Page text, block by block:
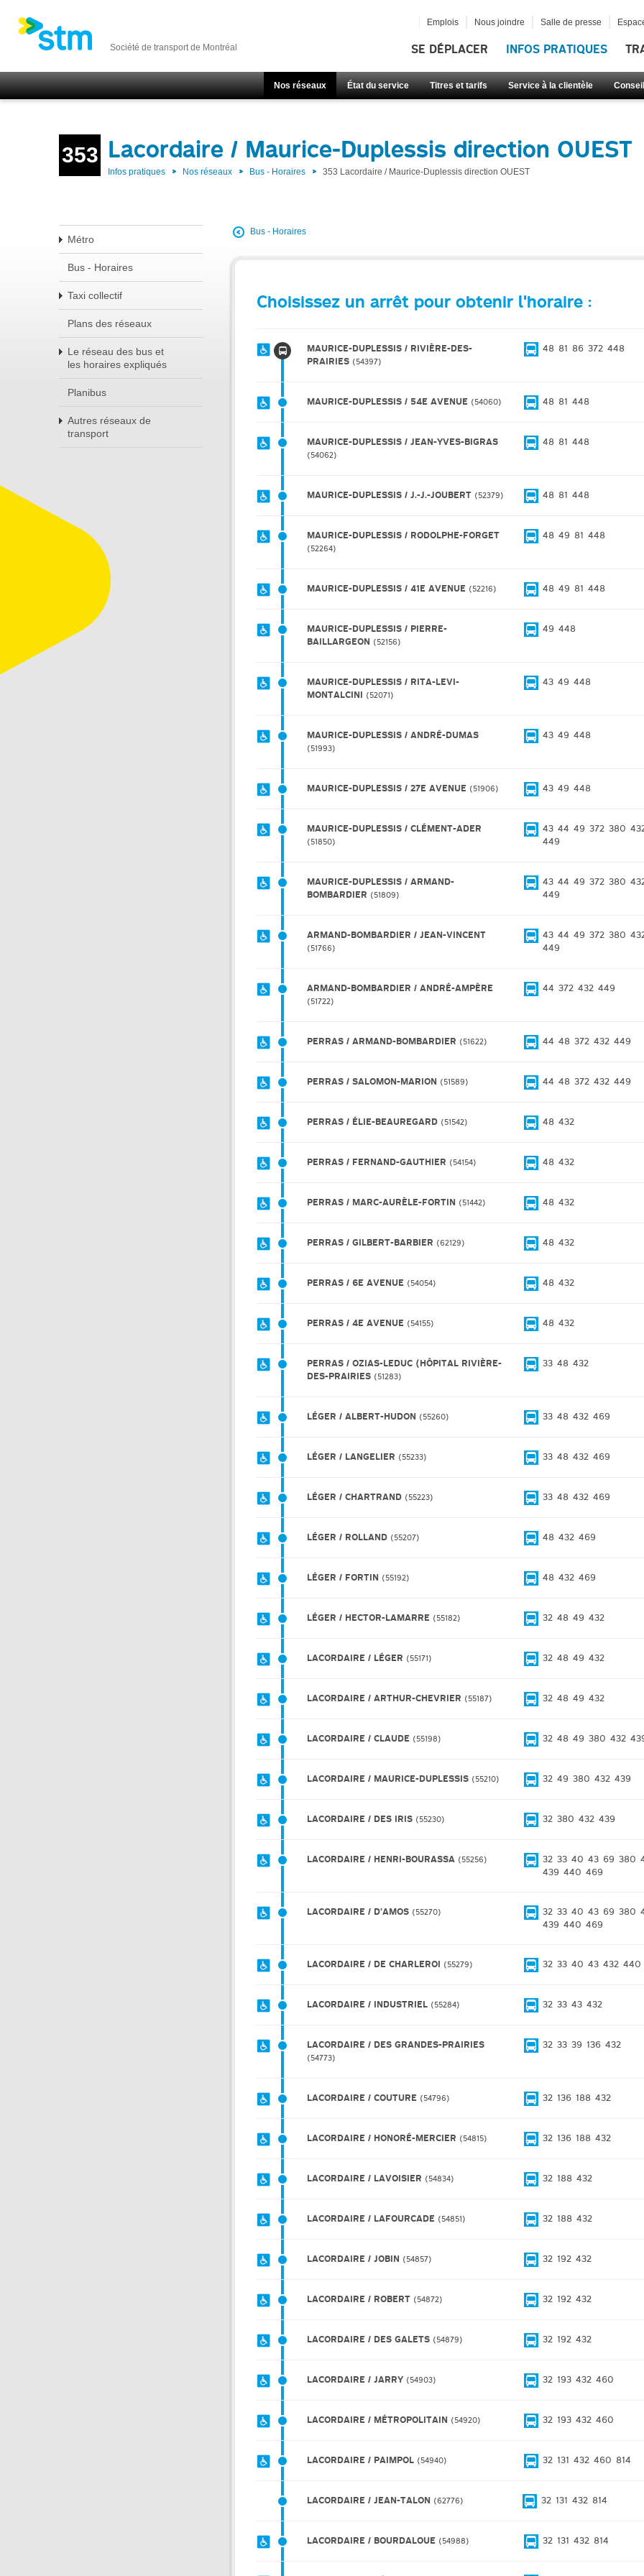
Société de transport de Montréal SE DÉPLACER INFOS PRATIQUES
Nos réseaux État du service Titres et tarifs Service à la clientèle
Emplois Nous joindre Salle de presse
353 Lacordaire / Maurice-Duplessis direction OUEST
Infos pratiques Nos réseaux Bus - Horaires 353 Lacordaire / Maurice-Duplessis direction OUEST
Métro
Bus - Horaires
Taxi collectif
Plans des réseaux
Le réseau des bus et
les horaires expliqués
Planibus
Autres réseaux de
transport
Bus - Horaires
Choisissez un arrêt pour obtenir l'horaire :
MAURICE-DUPLESSIS / RIVIÈRE-DES-
PRAIRIES
54397
48 81 86 372 448
MAURICE-DUPLESSIS / 54E AVENUE 54060 48 81 448
MAURICE-DUPLESSIS / JEAN-YVES-BIGRAS
54062
48 81 448
MAURICE-DUPLESSIS / J.-J.-JOUBERT 52379 48 81 448
MAURICE-DUPLESSIS / RODOLPHE-FORGET
52264
48 49 81 448
MAURICE-DUPLESSIS / 41E AVENUE 52216 48 49 81 448
MAURICE-DUPLESSIS / PIERRE-
BAILLARGEON
52156
49 448
MAURICE-DUPLESSIS / RITA-LEVI-
MONTALCINI
52071
43 49 448
MAURICE-DUPLESSIS / ANDRÉ-DUMAS
51993
43 49 448
MAURICE-DUPLESSIS / 27E AVENUE 51906 43 49 448
MAURICE-DUPLESSIS / CLÉMENT-ADER
51850
43 44 49 372 380
449
MAURICE-DUPLESSIS / ARMAND-
BOMBARDIER
51809
43 44 49 372 380
449
ARMAND-BOMBARDIER / JEAN-VINCENT
51766
43 44 49 372 380
449
ARMAND-BOMBARDIER / ANDRÉ-AMPÈRE
51722
44 372 432 449
PERRAS / ARMAND-BOMBARDIER 51622 44 48 372 432 449
PERRAS / SALOMON-MARION 51589 44 48 372 432 449
PERRAS / ÉLIE-BEAUREGARD 51542 48 432
PERRAS / FERNAND-GAUTHIER 54154 48 432
PERRAS / MARC-AURÈLE-FORTIN 51442 48 432
PERRAS / GILBERT-BARBIER 62129 48 432
PERRAS / 6E AVENUE 54054 48 432
PERRAS / 4E AVENUE 54155 48 432
PERRAS / OZIAS-LEDUC (HÔPITAL RIVIÈRE-
DES-PRAIRIES
51283
33 48 432
LÉGER / ALBERT-HUDON 55260 33 48 432 469
LÉGER / LANGELIER 55233 33 48 432 469
LÉGER / CHARTRAND 55223 33 48 432 469
LÉGER / ROLLAND 55207 48 432 469
LÉGER / FORTIN 55192 48 432 469
LÉGER / HECTOR-LAMARRE 55182 32 48 49 432
LACORDAIRE / LÉGER 55171 32 48 49 432
LACORDAIRE / ARTHUR-CHEVRIER 55187 32 48 49 432
LACORDAIRE / CLAUDE 55198 32 48 49 380 432
LACORDAIRE / MAURICE-DUPLESSIS 55210 32 49 380 432 439
LACORDAIRE / DES IRIS 55230 32 380 432 439
LACORDAIRE / HENRI-BOURASSA 55256 32 33 40 43 69 380
439 440 469
LACORDAIRE / D'AMOS 55270 32 33 40 43 69 380
439 440 469
LACORDAIRE / DE CHARLEROI 55279 32 33 40 43 432 440
LACORDAIRE / INDUSTRIEL 55284 32 33 43 432
LACORDAIRE / DES GRANDES-PRAIRIES
54773
32 33 39 136 432
LACORDAIRE / COUTURE 54796 32 136 188 432
LACORDAIRE / HONORÉ-MERCIER 54815 32 136 188 432
LACORDAIRE / LAVOISIER 54834 32 188 432
LACORDAIRE / LAFOURCADE 54851 32 188 432
LACORDAIRE / JOBIN 54857 32 192 432
LACORDAIRE / ROBERT 54872 32 192 432
LACORDAIRE / DES GALETS 54879 32 192 432
LACORDAIRE / JARRY 54903 32 193 432 460
LACORDAIRE / MÉTROPOLITAIN 54920 32 193 432 460
LACORDAIRE / PAIMPOL 54940 32 131 432 460 814
LACORDAIRE / JEAN-TALON 62776 32 131 432 814
LACORDAIRE / BOURDALOUE 54988 32 131 432 814